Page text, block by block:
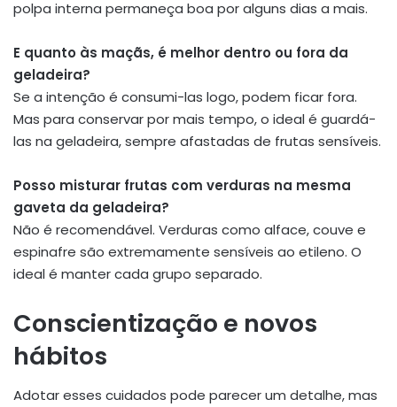
polpa interna permaneça boa por alguns dias a mais.
E quanto às maçãs, é melhor dentro ou fora da
geladeira?
Se a intenção é consumi-las logo, podem ficar fora.
Mas para conservar por mais tempo, o ideal é guardá-
las na geladeira, sempre afastadas de frutas sensíveis.
Posso misturar frutas com verduras na mesma
gaveta da geladeira?
Não é recomendável. Verduras como alface, couve e
espinafre são extremamente sensíveis ao etileno. O
ideal é manter cada grupo separado.
Conscientização e novos
hábitos
Adotar esses cuidados pode parecer um detalhe, mas